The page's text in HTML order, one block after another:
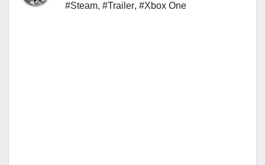
#Steam, #Trailer, #Xbox One